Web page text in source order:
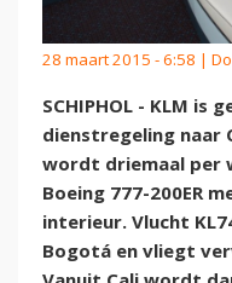
28 maart 2015 - 6:58 |
SCHIPHOL - KLM is
dienstregeling naar
wordt driemaal per
Boeing 777-200ER
interieur. Vlucht
Bogotá en vliegt